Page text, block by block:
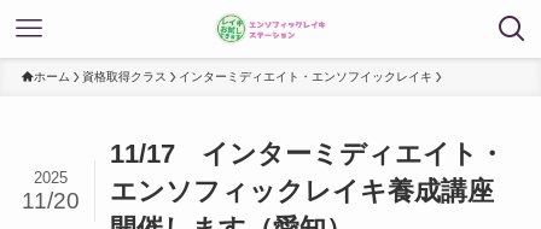
ホーム 資格取得クラス インターミディエイト・エンソフイックレイキ
11/17 インターミディエイト・
エンソフィックレイキ養成講座
2025
11/20